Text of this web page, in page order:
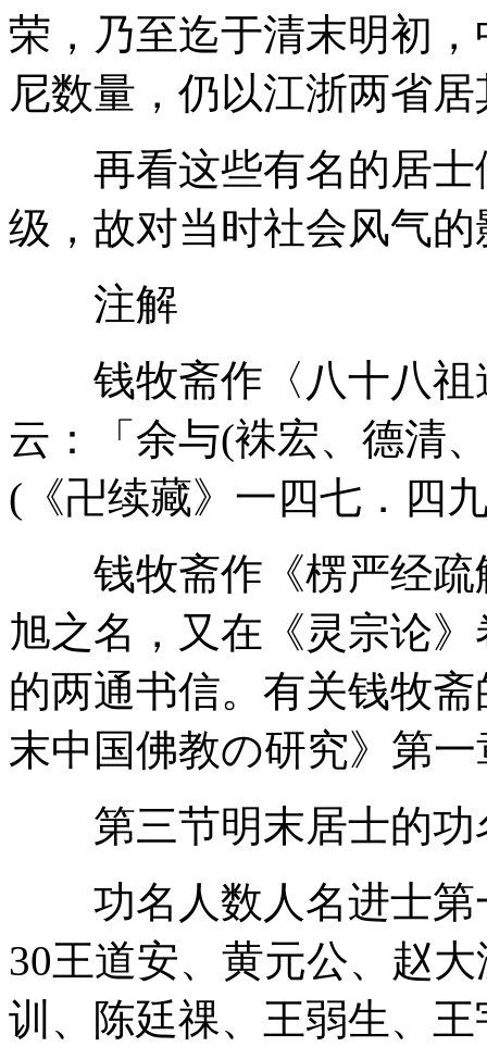
荣，乃至迄于清末明初
尼数量，仍以江浙两省
再看这些有名的居士
级，故对当时社会风气
注解
钱牧斋作〈八十八祖
云：「余与(袾宏、德清
(《卍续藏》一四七．四
钱牧斋作《楞严经疏
旭之名，又在《灵宗论
的两通书信。有关钱牧
末中国佛教の研究》第
第三节明末居士的功
功名人数人名进士第
30王道安、黄元公、赵
训、陈廷祼、王弱生、